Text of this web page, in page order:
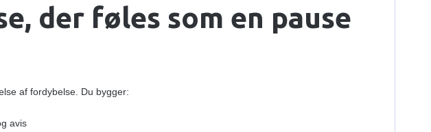
der føles som en pause
af fordybelse. Du bygger:
avis